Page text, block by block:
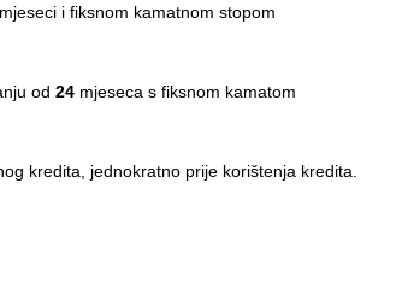
mjeseci i fiksnom kamatnom stopom
od 24 mjeseca s fiksnom kamatom
kredita, jednokratno prije korištenja kredita.